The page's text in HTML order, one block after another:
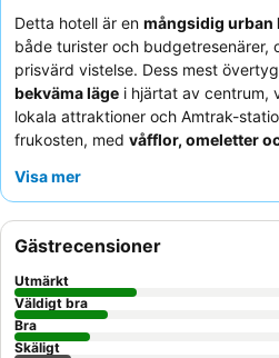
Detta hotell är en mångsidig urban
både turister och budgetresenärer,
prisvärd vistelse. Dess mest
bekväma läge i hjärtat av centrum,
lokala attraktioner och Amtrak-
frukosten, med våfflor, omeletter
Gästerna berömmer konsekvent den
frukostutbudet. För en bekvämare
om ett rum meduppdaterad
luftkonditionering
Visa mer
Gästrecensioner
Utmärkt
Väldigt bra
Bra
Skäligt